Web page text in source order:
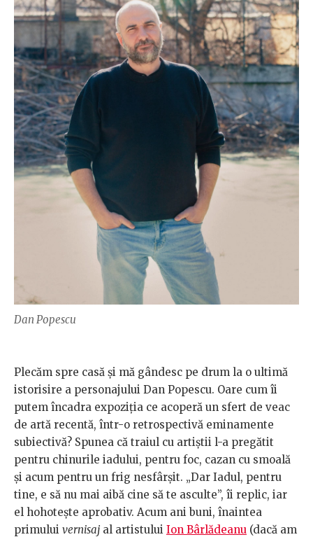
Dan Popescu
Plecăm spre casă şi mă gândesc pe drum la o ultimă
istorisire a personajului Dan Popescu. Oare cum îi
putem încadra expoziţia ce acoperă un sfert de veac
de artă recentă, într-o retrospectivă eminamente
subiectivă? Spunea că traiul cu artiştii l-a pregătit
pentru chinurile iadului, pentru foc, cazan cu smoală
şi acum pentru un frig nesfârşit. „Dar Iadul, pentru
tine, e să nu mai aibă cine să te asculte”, îi replic, iar
el hohoteşte aprobativ. Acum ani buni, înaintea
primului vernisaj al artistului Ion Bârlădeanu (dacă am